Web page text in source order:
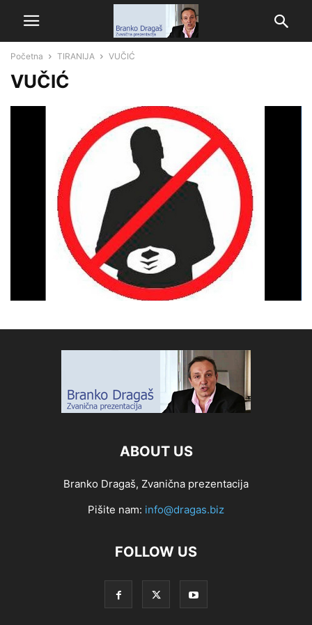
Početna TIRANIJA VUČIĆ
VUČIĆ
ABOUT US
Branko Dragaš, Zvanična prezentacija
Pišite nam: info@dragas.biz
FOLLOW US